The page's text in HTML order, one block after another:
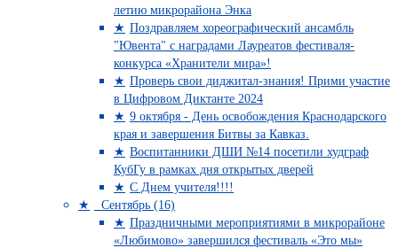
летию микрорайона Энка
Поздравляем хореографический ансамбль
"Ювента" с наградами Лауреатов фестиваля-
конкурса «Хранители мира»!
Проверь свои диджитал-знания! Прими участие
в Цифровом Диктанте 2024
9 октября - День освобождения Краснодарского
края и завершения Битвы за Кавказ.
Воспитанники ДШИ №14 посетили худграф
КубГу в рамках дня открытых дверей
С Днем учителя!!!!
Сентябрь (16)
Праздничными мероприятиями в микрорайоне
«Любимово» завершился фестиваль «Это мы»